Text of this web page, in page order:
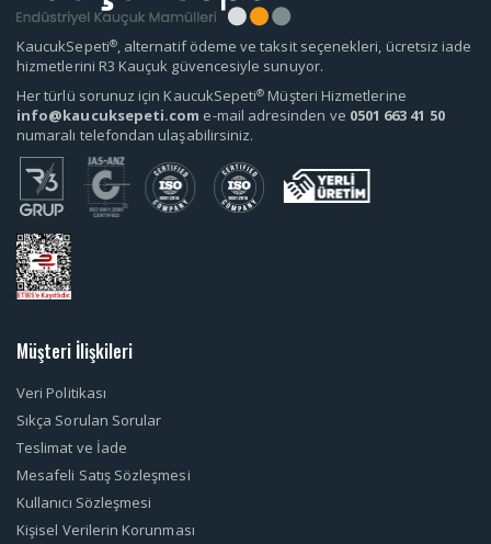
KaucukSepeti®, alternatif ödeme ve taksit seçenekleri, ücretsiz iade
hizmetlerini R3 Kauçuk güvencesiyle sunuyor.
Her türlü sorunuz için KaucukSepeti® Müşteri Hizmetlerine
info@kaucuksepeti.com e-mail adresinden ve 0501 663 41 50
numaralı telefondan ulaşabilirsiniz.
Müşteri İlişkileri
Veri Politikası
Sıkça Sorulan Sorular
Teslimat ve İade
Mesafeli Satış Sözleşmesi
Kullanıcı Sözleşmesi
Kişisel Verilerin Korunması